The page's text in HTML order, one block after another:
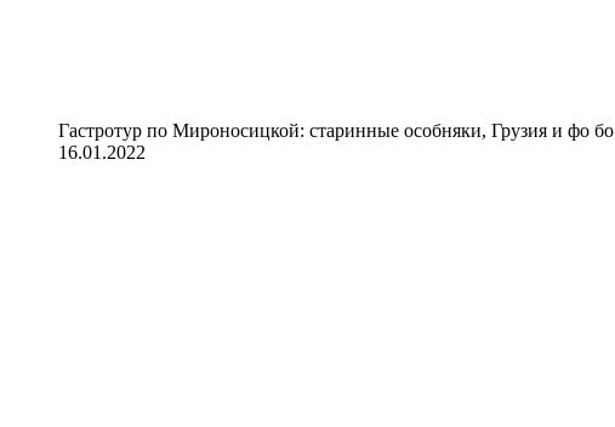
Гастротур по Мироносицкой: старинные особняки, Грузия и фо бо
16.01.2022